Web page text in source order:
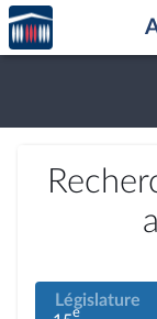
Aller au contenu
Aller en bas de la
Accèder
à la
page
Législature
e